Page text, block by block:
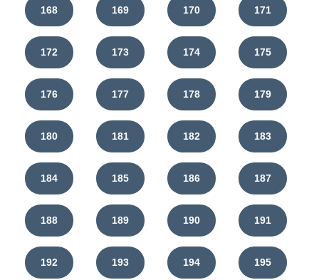
168 169 170 171
172 173 174 175
176 177 178 179
180 181 182 183
184 185 186 187
188 189 190 191
192 193 194 195